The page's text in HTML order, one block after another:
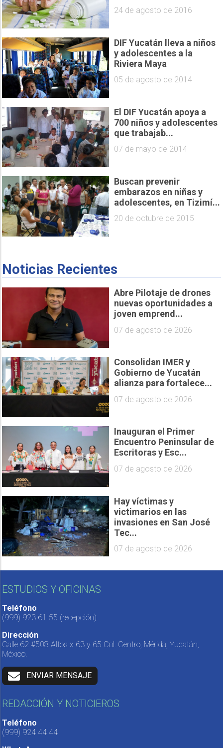
24 de agosto de 2016
DIF Yucatán lleva a niños
y adolescentes a la
Riviera Maya
05 de agosto de 2014
El DIF Yucatán apoya a
700 niños y adolescentes
que trabajab...
07 de mayo de 2014
Buscan prevenir
embarazos en niñas y
adolescentes, en Tizimí...
20 de octubre de 2015
Noticias Recientes
Abre Pilotaje de drones
nuevas oportunidades a
joven emprend...
07 de agosto de 2026
Consolidan IMER y
Gobierno de Yucatán
alianza para fortalece...
07 de agosto de 2026
Inauguran el Primer
Encuentro Peninsular de
Escritoras y Esc...
07 de agosto de 2026
Hay víctimas y
victimarios en las
invasiones en San José
Tec...
07 de agosto de 2026
ESTUDIOS Y OFICINAS
Teléfono
(999) 923 61 55 (recepción)
Dirección
Calle 62 #508 Altos x 63 y 65 Col. Centro, Mérida, Yucatán,
México.
ENVIAR MENSAJE
REDACCIÓN Y NOTICIEROS
Teléfono
(999) 924 44 44